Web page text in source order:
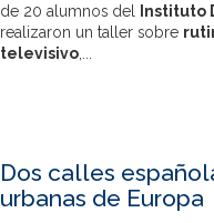
de 20 alumnos del
Instituto
realizaron un taller sobre
televisivo,...
Dos calles
urbanas de Europa